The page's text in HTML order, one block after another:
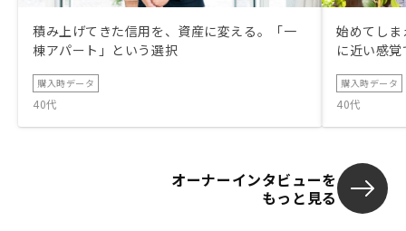
積み上げてきた信用を、資産に変える。「一
棟アパート」という選択
購入時データ
40代
始めてし
に近い感
購入時データ
40代
オーナーインタビューを
もっと見る